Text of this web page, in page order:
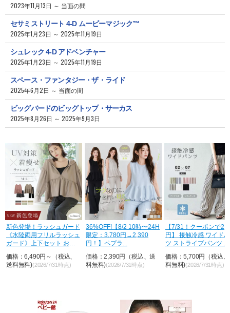
2023年11月13日 ～ 当面の間
セサミストリート 4-D ムービーマジック™
2025年1月23日 ～ 2025年11月19日
シュレック 4-D アドベンチャー
2025年1月23日 ～ 2025年11月19日
スペース・ファンタジー・ザ・ライド
2025年6月2日 ～ 当面の間
ビッグバードのビッグトップ・サーカス
2025年8月26日 ～ 2025年9月3日
新色登場！ラッシュガード
《水陸両用フリルラッシュ
ガード》上下セット おし
価格：6,490円～（税込、
送料無料)(2026/7/31時点)
36%OFF!【8/2 10時〜24H
限定：3,780円→2,390
円！】ペプラ...
価格：2,390円（税込、送
料無料)(2026/7/31時点)
【7/31！クーポンで
円】 接触冷感 ワイド
ツ ストライプパンツ ...
価格：5,700円（税込
料無料)(2026/7/31時点)